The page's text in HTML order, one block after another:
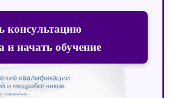
консультацию
и начать обучение